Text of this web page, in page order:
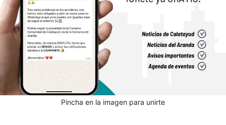
Pincha en la imagen para unirte